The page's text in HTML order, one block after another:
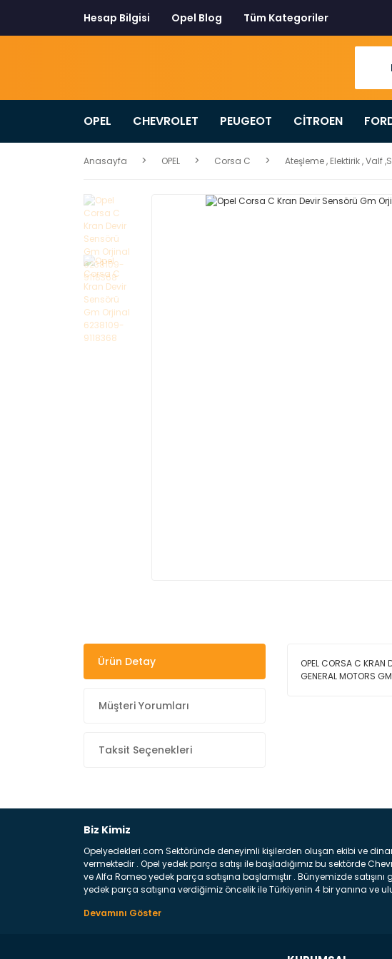
Hesap Bilgisi Opel Blog Tüm Kategoriler
OPEL CHEVROLET PEUGEOT CİTROEN
Anasayfa OPEL Corsa C Ateşleme , Elektirik , Valf
Ürün Detay
Müşteri Yorumları
Taksit Seçenekleri
OPEL CORSA C KRAN
GENERAL MOTORS
Biz Kimiz
Opelyedekleri.com Sektöründe deneyimli kişilerden oluşan ekibi ve
vermektedir . Opel yedek parça satışı ile başladığımız bu sektörde
ve Alfa Romeo yedek parça satışına başlamıştır . Bünyemizde
yedek parça satışına verdiğimiz öncelik ile Türkiyenin 4 bir yanına ve
belirttiğimiz parçalar sizlere fikir sağlayacaktır. Ön Tampon :
üretilmiş disk ile teması sayesinde durmayı sağlayan aksam parçadır